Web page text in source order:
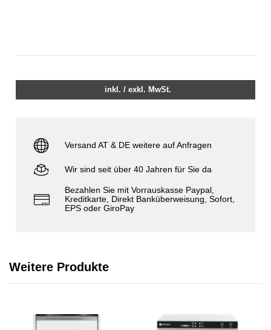
inkl. / exkl. MwSt.
Versand AT & DE weitere auf Anfragen
Wir sind seit über 40 Jahren für Sie da
Bezahlen Sie mit Vorrauskasse Paypal,
Kreditkarte, Direkt Banküberweisung, Sofort,
EPS oder GiroPay
Weitere Produkte